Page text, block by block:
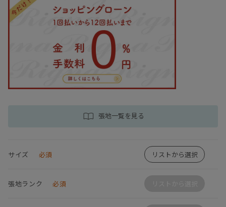
張地一覧を見る
サイズ 必須 リストから選択
張地ランク 必須